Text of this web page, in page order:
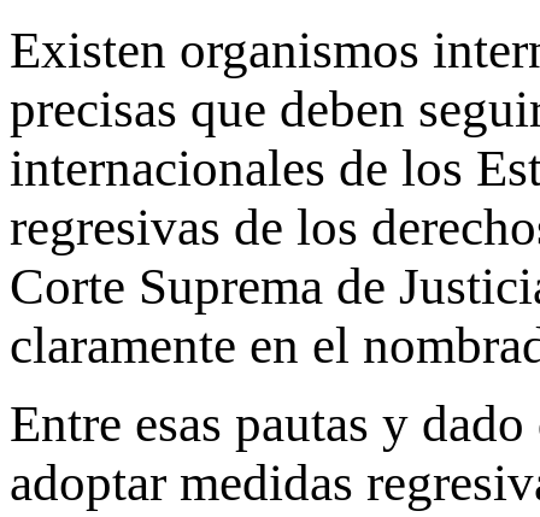
Existen organismos
precisas que deben
internacionales de los
regresivas de los
Corte Suprema de
claramente en el
Entre esas pautas y
adoptar medidas